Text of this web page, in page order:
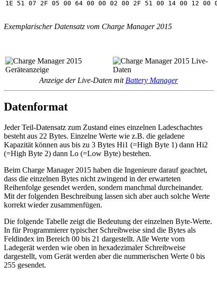
Exemplarischer Datensatz vom Charge Manager 2015
Anzeige der Live-Daten mit Battery Manager
Datenformat
Jeder Teil-Datensatz zum Zustand eines einzelnen Ladeschachtes
besteht aus 22 Bytes. Einzelne Werte wie z.B. die geladene
Kapazität können aus bis zu 3 Bytes Hi1 (=High Byte 1) dann Hi2
(=High Byte 2) dann Lo (=Low Byte) bestehen.
Beim Charge Manager 2015 haben die Ingenieure darauf geachtet,
dass die einzelnen Bytes nicht zwingend in der erwarteten
Reihenfolge gesendet werden, sondern manchmal durcheinander.
Mit der folgenden Beschreibung lassen sich aber auch solche Werte
korrekt wieder zusammenfügen.
Die folgende Tabelle zeigt die Bedeutung der einzelnen Byte-Werte.
In für Programmierer typischer Schreibweise sind die Bytes als
Feldindex im Bereich 00 bis 21 dargestellt. Alle Werte vom
Ladegerät werden wie oben in hexadezimaler Schreibweise
dargestellt, vom Gerät werden aber die nummerischen Werte 0 bis
255 gesendet.